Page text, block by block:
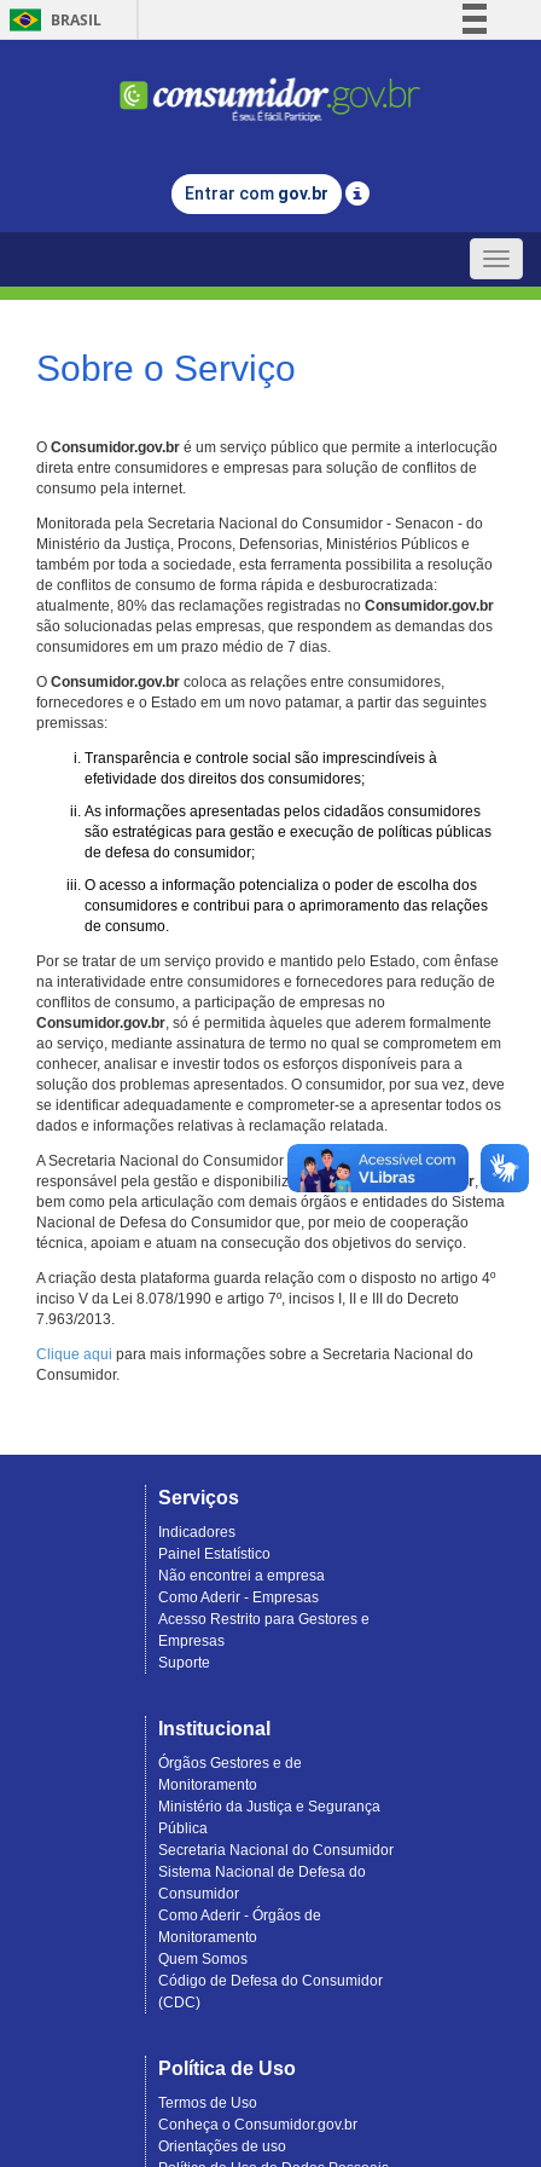
BRASIL
Comunica BR
Legislação
Entrar com gov.br
Toggle
Sobre o Serviço
O Consumidor.gov.br é um serviço público que permite a interlocução
direta entre consumidores e empresas para solução de conflitos de
consumo pela internet.
Monitorada pela Secretaria Nacional do Consumidor - Senacon - do
Ministério da Justiça, Procons, Defensorias, Ministérios Públicos e
também por toda a sociedade, esta ferramenta possibilita a resolução
de conflitos de consumo de forma rápida e desburocratizada:
atualmente, 80% das reclamações registradas no Consumidor.gov.br
são solucionadas pelas empresas, que respondem as demandas dos
consumidores em um prazo médio de 7 dias.
O Consumidor.gov.br coloca as relações entre consumidores,
fornecedores e o Estado em um novo patamar, a partir das seguintes
premissas:
Transparência e controle social são imprescindíveis à
efetividade dos direitos dos consumidores;
As informações apresentadas pelos cidadãos consumidores
são estratégicas para gestão e execução de políticas públicas
de defesa do consumidor;
O acesso a informação potencializa o poder de escolha dos
consumidores e contribui para o aprimoramento das relações
de consumo.
Por se tratar de um serviço provido e mantido pelo Estado, com ênfase
na interatividade entre consumidores e fornecedores para redução de
conflitos de consumo, a participação de empresas no
Consumidor.gov.br, só é permitida àqueles que aderem formalmente
ao serviço, mediante assinatura de termo no qual se comprometem em
conhecer, analisar e investir todos os esforços disponíveis para a
solução dos problemas apresentados. O consumidor, por sua vez, deve
se identificar adequadamente e comprometer-se a apresentar todos os
dados e informações relativas à reclamação relatada.
A Secretaria Nacional do Consumidor do Ministério da Justiça é a
responsável pela gestão e disponibilização doConsumidor.gov.br,
bem como pela articulação com demais órgãos e entidades do Sistema
Nacional de Defesa do Consumidor que, por meio de cooperação
técnica, apoiam e atuam na consecução dos objetivos do serviço.
A criação desta plataforma guarda relação com o disposto no artigo 4º
inciso V da Lei 8.078/1990 e artigo 7º, incisos I, II e III do Decreto
7.963/2013.
Clique aqui para mais informações sobre a Secretaria Nacional do
Consumidor.
Serviços
Indicadores
Painel Estatístico
Não encontrei a empresa
Como Aderir - Empresas
Acesso Restrito para Gestores e
Empresas
Suporte
Institucional
Órgãos Gestores e de
Monitoramento
Ministério da Justiça e Segurança
Pública
Secretaria Nacional do Consumidor
Sistema Nacional de Defesa do
Consumidor
Como Aderir - Órgãos de
Monitoramento
Quem Somos
Código de Defesa do Consumidor
(CDC)
Política de Uso
Termos de Uso
Conheça o Consumidor.gov.br
Orientações de uso